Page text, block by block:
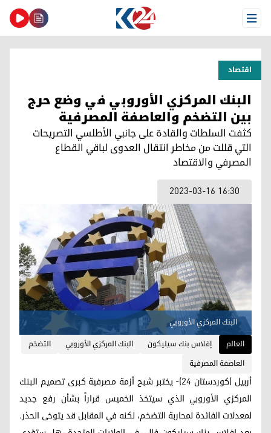
Open Menu
اقتصاد
البنك المركزي الأوروبي في وضع حرج
بين التضخم والعاصفة المصرفية
كثفت السلطات والقادة على جانبي الأطلسي التصريحات
التي قللت من مخاطر انتقال العدوى لباقي القطاع
المصرفي والاقتصاد
2023-03-16 16:30
البنك المركزي الأوروبي
العالم
إفلاس بنك سيليكون البنك المركزي الأوروبي
التضخم
العاصفة المصرفية
أربيل (كوردستان 24)- يختبر شبح أزمة مصرفية كبرى تصميم البنك
المركزي الأوروبي الذي سيتخذ الخميس قراراً بشأن رفع جديد
لمعدلات الفائدة لمحاربة التضخم، لكنه في المقابل قد يتوخى الحذر.